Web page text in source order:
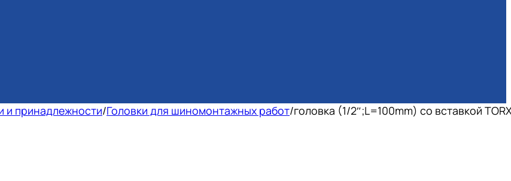
и принадлежности/Головки для шиномонтажных работ/головка (1/2″;L=100mm) со вставкой